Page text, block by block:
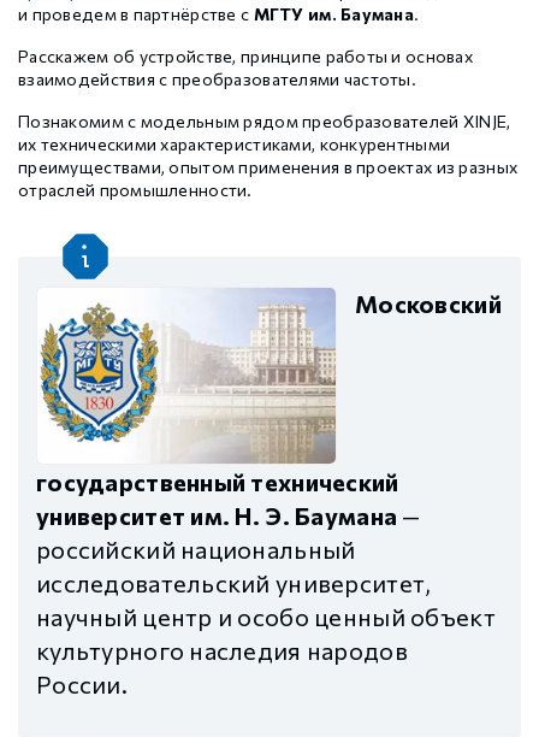
и проведем в партнёрстве с МГТУ им. Баумана.
Расскажем об устройстве, принципе работы и основах
взаимодействия с преобразователями частоты.
Познакомим с модельным рядом преобразователей XINJE,
их техническими характеристиками, конкурентными
преимуществами, опытом применения в проектах из разных
отраслей промышленности.
Московский
государственный технический
университет им. Н. Э. Баумана —
российский национальный
исследовательский университет,
научный центр и особо ценный объект
культурного наследия народов
России.
Стабур
Xinje XG
Xinje XP (PLC+HMI)
Xinje HVAC
Беспроводное оборудование WoMaster
Xinje Аксессуары
Серводрайверы Xinje DL6 Высокоточные
Серводвигатели Xinje MF3
Аксессуары Xinje
Шаговые драйверы Xinje DP3L (высоковольтные
замкнутым контуром)
Шаговые драйверы Xinje DP3SL (Modbus RTU, с
разомкнутым контуром)
Шаговые двигатели MP3 с замкнутым контуром
Шаговые двигатели MP3 с разомкнутым контуром
управления